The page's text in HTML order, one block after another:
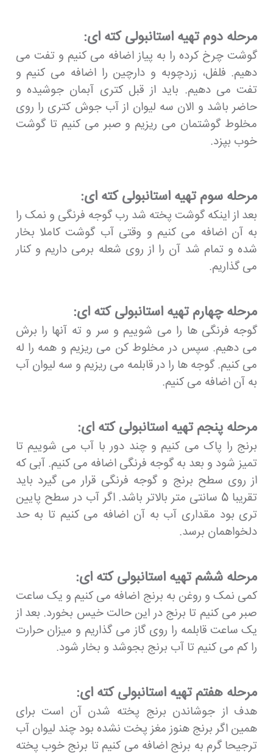
مرحله دوم تهیه استانبولی کته ای:
گوشت چرخ کرده را به پیاز اضافه می کنیم و تفت می
دهیم. فلفل، زردچوبه و دارچین را اضافه می کنیم و
تفت می دهیم. باید از قبل کتری آبمان جوشیده و
حاضر باشد و الان سه لیوان از آب جوش کتری را روی
مخلوط گوشتمان می ریزیم و صبر می کنیم تا گوشت
خوب بپزد.
مرحله سوم تهیه استانبولی کته ای:
بعد از اینکه گوشت پخته شد رب گوجه فرنگی و نمک را
به آن اضافه می کنیم و وقتی آب گوشت کاملا بخار
شده و تمام شد آن را از روی شعله برمی داریم و کنار
می گذاریم.
مرحله چهارم تهیه استانبولی کته ای:
گوجه فرنگی ها را می شوییم و سر و ته آنها را برش
می دهیم. سپس در مخلوط کن می ریزیم و همه را له
می کنیم. گوجه ها را در قابلمه می ریزیم و سه لیوان آب
به آن اضافه می کنیم.
مرحله پنجم تهیه استانبولی کته ای:
برنج را پاک می کنیم و چند دور با آب می شوییم تا
تمیز شود و بعد به گوجه فرنگی اضافه می کنیم. آبی که
از روی سطح برنج و گوجه فرنگی قرار می گیرد باید
تقریبا 5 سانتی متر بالاتر باشد. اگر آب در سطح پایین
تری بود مقداری آب به آن اضافه می کنیم تا به حد
دلخواهمان برسد.
مرحله ششم تهیه استانبولی کته ای:
کمی نمک و روغن به برنج اضافه می کنیم و یک ساعت
صبر می کنیم تا برنج در این حالت خیس بخورد. بعد از
یک ساعت قابلمه را روی گاز می گذاریم و میزان حرارت
را کم می کنیم تا آب برنج بجوشد و بخار شود.
مرحله هفتم تهیه استانبولی کته ای:
هدف از جوشاندن برنج پخته شدن آن است برای
همین اگر برنج هنوز مغز پخت نشده بود چند لیوان آب
ترجیحا گرم به برنج اضافه می کنیم تا برنج خوب پخته